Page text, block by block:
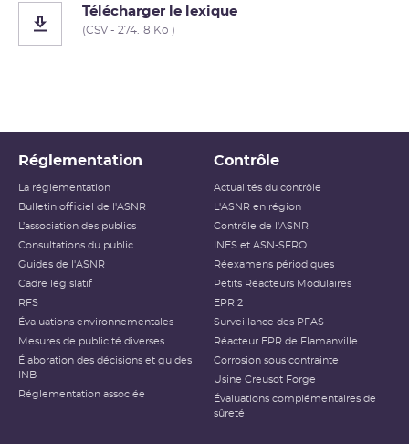
Télécharger le lexique
(CSV - 274.18 Ko )
Réglementation
La réglementation
Bulletin officiel de l'ASNR
L’association des publics
Consultations du public
Guides de l'ASNR
Cadre législatif
RFS
Évaluations environnementales
Mesures de publicité diverses
Élaboration des décisions et guides
INB
Réglementation associée
Contrôle
Actualités du contrôle
L'ASNR en région
Contrôle de l'ASNR
INES et ASN-SFRO
Réexamens périodiques
Petits Réacteurs Modulaires
EPR 2
Surveillance des PFAS
Réacteur EPR de Flamanville
Corrosion sous contrainte
Usine Creusot Forge
Évaluations complémentaires de
sûreté